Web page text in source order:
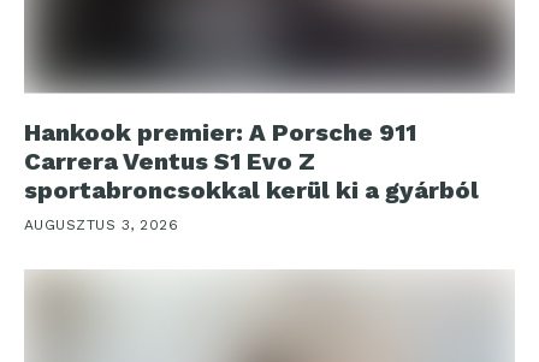
Hankook premier: A Porsche 911
Carrera Ventus S1 Evo Z
sportabroncsokkal kerül ki a gyárból
AUGUSZTUS 3, 2026